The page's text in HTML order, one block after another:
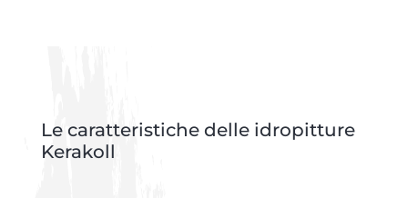
Le caratteristiche delle idropitture
Kerakoll